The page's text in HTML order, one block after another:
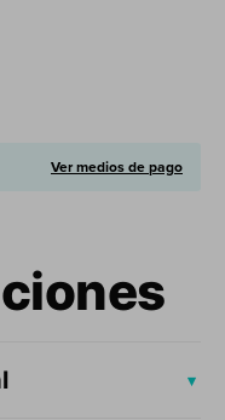
Ver medios de pago
▾